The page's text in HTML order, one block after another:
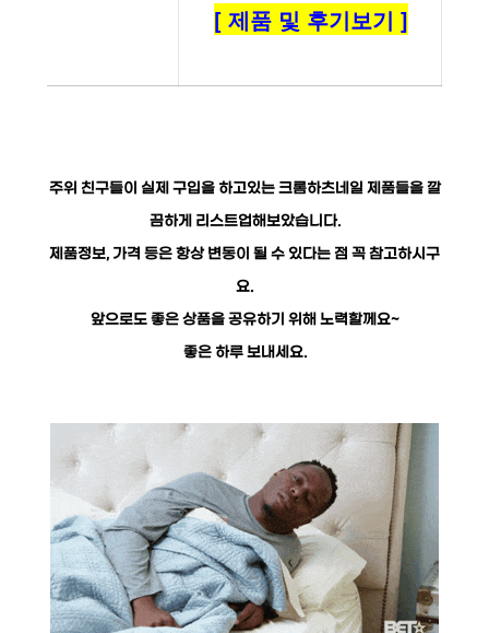
[ 제품 및 후기보기 ]
주위 친구들이 실제 구입을 하고있는 크롬하츠네일 제품들을 깔
끔하게 리스트업해보았습니다.
제품정보, 가격 등은 항상 변동이 될 수 있다는 점 꼭 참고하시구
요.
앞으로도 좋은 상품을 공유하기 위해 노력할께요~
좋은 하루 보내세요.